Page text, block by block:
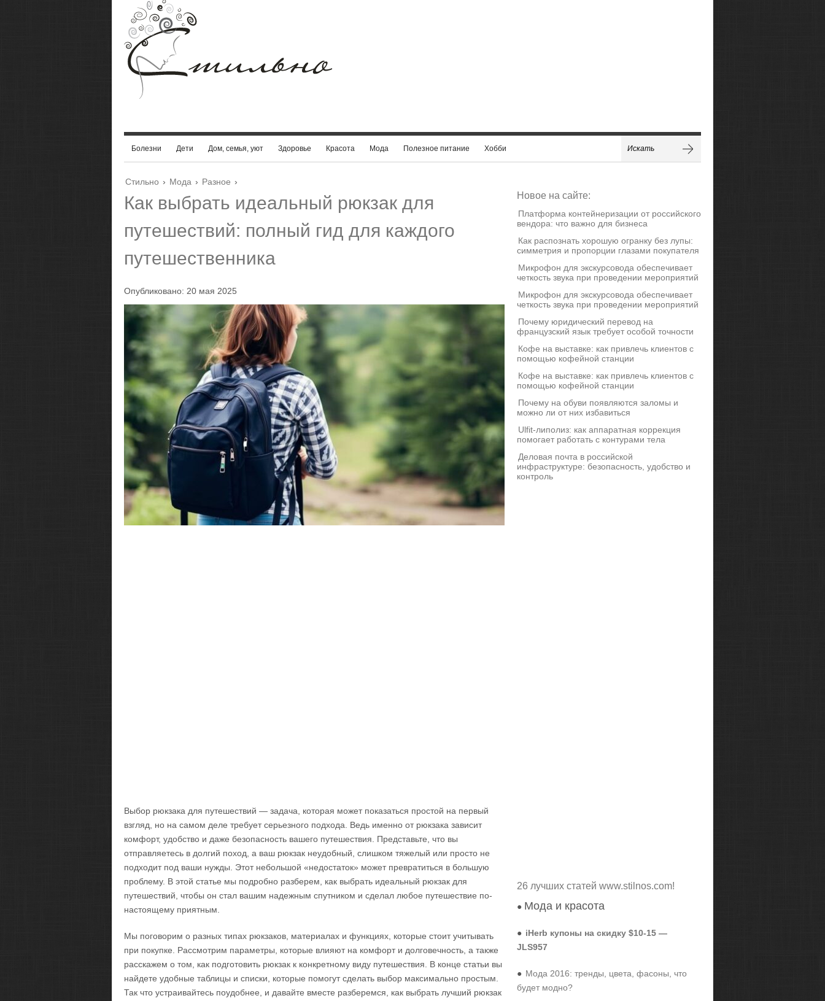
Болезни Дети Дом, семья, уют Здоровье Красота Мода Полезное питание Хобби
Стильно › Мода › Разное ›
Как выбрать идеальный рюкзак для
путешествий: полный гид для каждого
путешественника
Опубликовано: 20 мая 2025
Выбор рюкзака для путешествий — задача, которая может показаться простой на первый
взгляд, но на самом деле требует серьезного подхода. Ведь именно от рюкзака зависит
комфорт, удобство и даже безопасность вашего путешествия. Представьте, что вы
отправляетесь в долгий поход, а ваш рюкзак неудобный, слишком тяжелый или просто не
подходит под ваши нужды. Этот небольшой «недостаток» может превратиться в большую
проблему. В этой статье мы подробно разберем, как выбрать идеальный рюкзак для
путешествий, чтобы он стал вашим надежным спутником и сделал любое путешествие по-
настоящему приятным.
Мы поговорим о разных типах рюкзаков, материалах и функциях, которые стоит учитывать
при покупке. Рассмотрим параметры, которые влияют на комфорт и долговечность, а также
расскажем о том, как подготовить рюкзак к конкретному виду путешествия. В конце статьи вы
найдете удобные таблицы и списки, которые помогут сделать выбор максимально простым.
Так что устраивайтесь поудобнее, и давайте вместе разберемся, как выбрать лучший рюкзак
Новое на сайте:
Платформа контейнеризации от российского
вендора: что важно для бизнеса
Как распознать хорошую огранку без лупы:
симметрия и пропорции глазами покупателя
Микрофон для экскурсовода обеспечивает
четкость звука при проведении мероприятий
Микрофон для экскурсовода обеспечивает
четкость звука при проведении мероприятий
Почему юридический перевод на
французский язык требует особой точности
Кофе на выставке: как привлечь клиентов с
помощью кофейной станции
Кофе на выставке: как привлечь клиентов с
помощью кофейной станции
Почему на обуви появляются заломы и
можно ли от них избавиться
Ulfit-липолиз: как аппаратная коррекция
помогает работать с контурами тела
Деловая почта в российской
инфраструктуре: безопасность, удобство и
контроль
26 лучших статей www.stilnos.com!
● Мода и красота
● iHerb купоны на скидку $10-15 —
JLS957
● Мода 2016: тренды, цвета, фасоны, что
будет модно?